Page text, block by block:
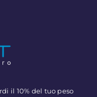
il 10% del tuo peso